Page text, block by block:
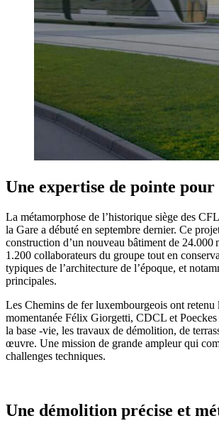
Une expertise de pointe
La métamorphose de l’historique siège des
la Gare a débuté en septembre dernier. Ce
construction d’un nouveau bâtiment de 24.000
1.200 collaborateurs du groupe tout en
typiques de l’architecture de l’époque, et
principales.
Les Chemins de fer luxembourgeois ont retenu
momentanée Félix Giorgetti, CDCL et
la base -vie, les travaux de démolition, de
œuvre. Une mission de grande ampleur qui
challenges techniques.
Une démolition précise et